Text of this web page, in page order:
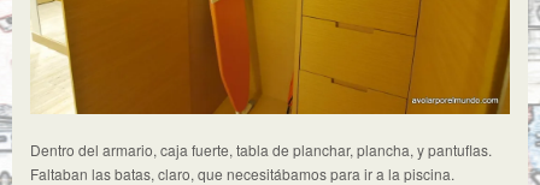
Dentro del armario, caja fuerte, tabla de planchar, plancha, y pantuflas.
Faltaban las batas, claro, que necesitábamos para ir a la piscina.